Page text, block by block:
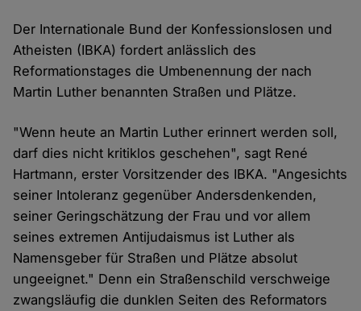
Der Internationale Bund der Konfessionslosen und
Atheisten (IBKA) fordert anlässlich des
Reformationstages die Umbenennung der nach
Martin Luther benannten Straßen und Plätze.
"Wenn heute an Martin Luther erinnert werden soll,
darf dies nicht kritiklos geschehen", sagt René
Hartmann, erster Vorsitzender des IBKA. "Angesichts
seiner Intoleranz gegenüber Andersdenkenden,
seiner Geringschätzung der Frau und vor allem
seines extremen Antijudaismus ist Luther als
Namensgeber für Straßen und Plätze absolut
ungeeignet." Denn ein Straßenschild verschweige
zwangsläufig die dunklen Seiten des Reformators